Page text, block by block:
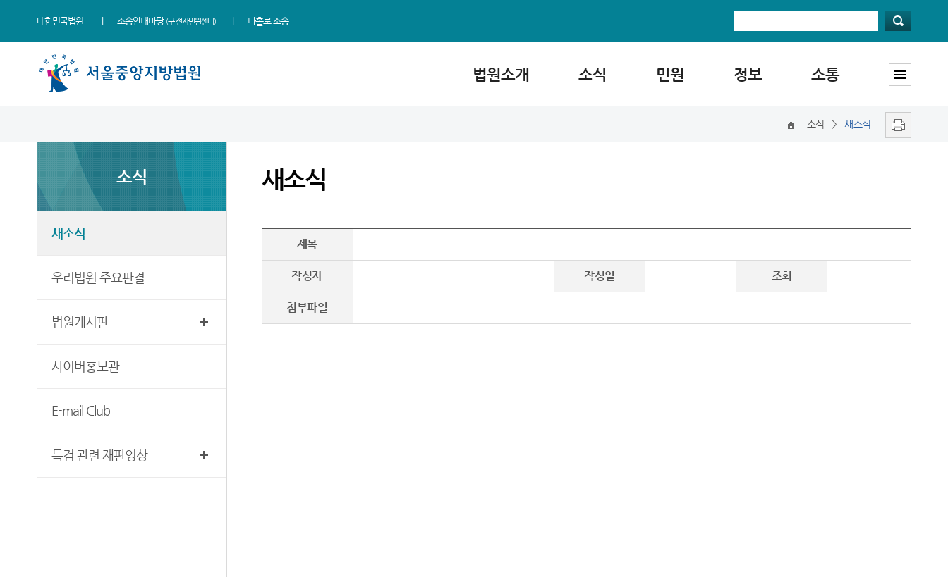
대한민국법원 소송안내마당 (구 전자민원센터) 나홀로 소송
법원소개 소식 민원 정보 소통
조직 및 전화번호
등기국/소
찾아오시는 길
보안검색
우리법원 주요판결
법원 게시판
특검 관련 재판영상
법률상담안내
자주묻는질문
(종합민원지원센터 상담예약)
신청 안내
자주 사용하는 양식모음
서울법원종합청사 집행문 등
지식재산 전문재판부
IP Chambers
민생전담재판부
판결서 인터넷열람
부조리 신고센터
법원견학
정보공개
소식 > 새소식
소식
새소식
우리법원 주요판결
법원게시판
사이버홍보관
E-mail Club
특검 관련 재판영상
새소식
제목
작성자 작성일 조회
첨부파일